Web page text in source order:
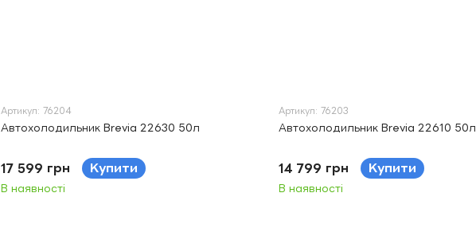
Артикул: 76204
Автохолодильник Brevia 22630 50л
17 599 грн Купити
В наявності
Артикул: 76203
Автохолодильник Brevia 22610 50л
14 799 грн Купити
В наявності